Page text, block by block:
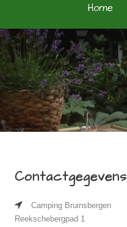
Home
Contactgegevens
Camping Bruinsbergen
Reekschebergpad 1